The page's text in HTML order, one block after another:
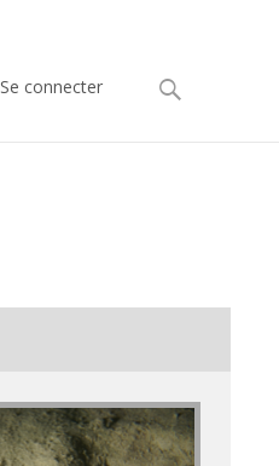
Se connecter Rechercher :